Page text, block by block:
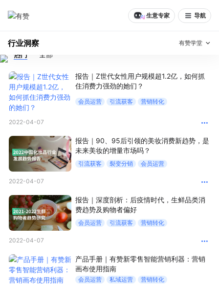
生意专家 导航
有赞学堂
行业洞察
有赞说增长
私域日历 增长方法
有赞说案例拆解
有赞成功案例 新零售最佳实践
面对面聊增长
新零售大会 新零售茶会
新零售私享会 门店经营增长公开课
增长产品指南
热门 全部
报告｜Z世代女性用户规模超1.2亿，如何抓
住消费力强劲的她们？
会员运营 引流获客 营销转化
2022-04-07
报告｜90、95后引领的美妆消费新趋势，是
未来美妆的增量市场吗？
引流获客 裂变分销 会员运营
2022-04-07
报告｜深度剖析：后疫情时代，生鲜品类消
费趋势及购物者偏好
会员运营 引流获客 营销转化
2022-04-07
产品手册｜有赞新零售智能营销利器：营销
画布使用指南
会员运营 私域运营 营销转化